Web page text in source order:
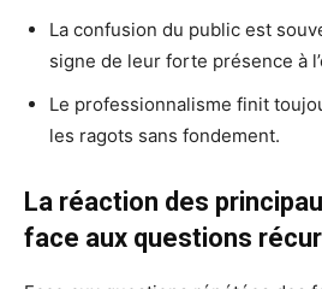
La confusion du public est
signe de leur forte présence à
Le professionnalisme finit
les ragots sans fondement.
La réaction des
face aux questions